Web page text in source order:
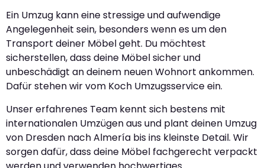
Ein Umzug kann eine stressige und aufwendige
Angelegenheit sein, besonders wenn es um den
Transport deiner Möbel geht. Du möchtest
sicherstellen, dass deine Möbel sicher und
unbeschädigt an deinem neuen Wohnort ankommen.
Dafür stehen wir vom Koch Umzugsservice ein.
Unser erfahrenes Team kennt sich bestens mit
internationalen Umzügen aus und plant deinen Umzug
von Dresden nach Almería bis ins kleinste Detail. Wir
sorgen dafür, dass deine Möbel fachgerecht verpackt